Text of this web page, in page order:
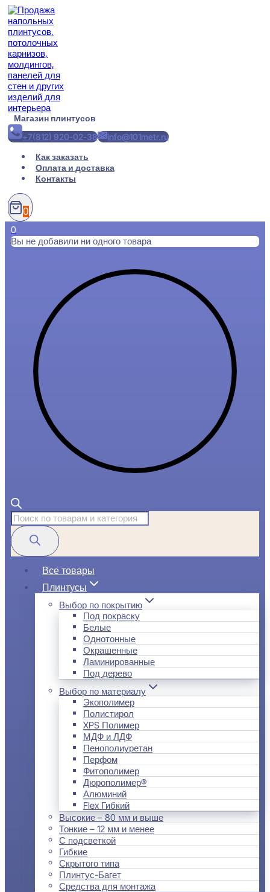
Перейти
содержимому
Магазин плинтусов
+7(812) 920-02-38
info@101metr.ru
Как заказать
Оплата и доставка
Контакты
0
0
Вы не добавили ни одного товара
Поиск
товаров
Все товары
Плинтусы
Выбор по покрытию
Под покраску
Белые
Однотонные
Окрашенные
Ламинированные
Под дерево
Выбор по материалу
Экополимер
Полистирол
XPS Полимер
МДФ и ЛДФ
Пенополиуретан
Перфом
Фитополимер
Дюрополимер®
Алюминий
Flex Гибкий
Высокие – 80 мм и выше
Тонкие – 12 мм и менее
С подсветкой
Гибкие
Скрытого типа
Плинтус-Багет
Средства для монтажа